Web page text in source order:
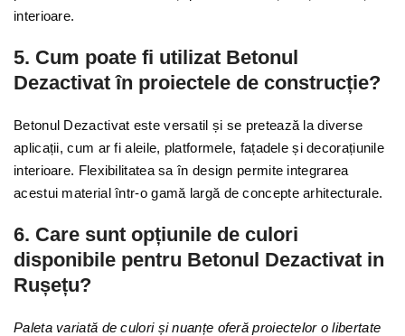
interioare.
5. Cum poate fi utilizat Betonul
Dezactivat în proiectele de construcție?
Betonul Dezactivat este versatil și se pretează la diverse
aplicații, cum ar fi aleile, platformele, fațadele și decorațiunile
interioare. Flexibilitatea sa în design permite integrarea
acestui material într-o gamă largă de concepte arhitecturale.
6. Care sunt opțiunile de culori
disponibile pentru Betonul Dezactivat in
Rușețu?
Paleta variată de culori și nuanțe oferă proiectelor o libertate